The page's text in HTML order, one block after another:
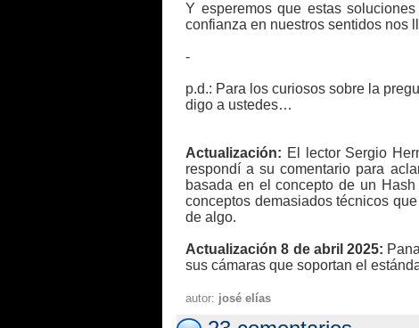
Y esperemos que estas
confianza en nuestros sentidos nos
-
p.d.: Para los curiosos sobre la
digo a ustedes…
Actualización: El lector Sergio
respondí a su comentario para
basada en el concepto de un
conceptos demasiados técnicos
de algo.
Actualización 8 de abril 2025:
sus cámaras que soportan el
autor: josé elías